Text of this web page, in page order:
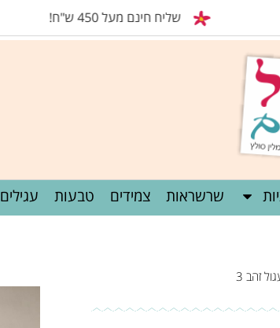
שליח חינם מעל 450 ש"ח!
שרשראות צמידים טבעות עגילים
זהב 3